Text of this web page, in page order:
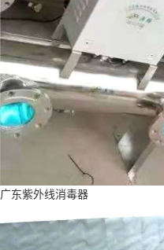
广东紫外线消毒器